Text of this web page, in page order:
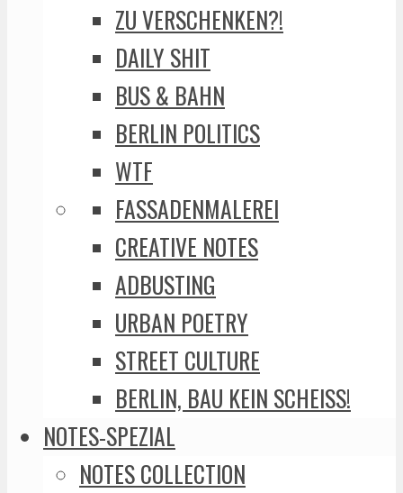
ZU VERSCHENKEN?!
DAILY SHIT
BUS & BAHN
BERLIN POLITICS
WTF
FASSADENMALEREI
CREATIVE NOTES
ADBUSTING
URBAN POETRY
STREET CULTURE
BERLIN, BAU KEIN SCHEISS!
NOTES-SPEZIAL
NOTES COLLECTION